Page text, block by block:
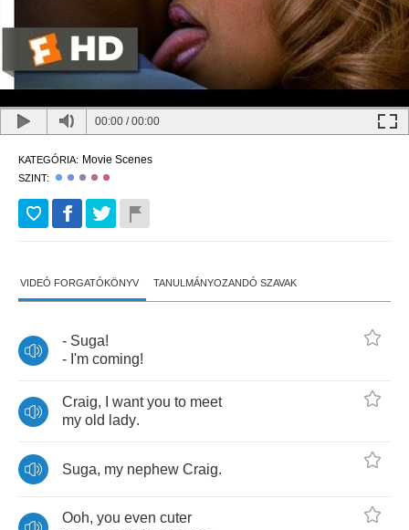
00:00 /00:00
KATEGÓRIA: Movie Scenes
SZINT:
VIDEÓ FORGATÓKÖNYV TANULMÁNYOZANDÓ SZAVAK
- Suga!
- I'm coming!
Craig, want you to meet
my old lady.
Suga, my nephew Craig.
Ooh, you even cuter